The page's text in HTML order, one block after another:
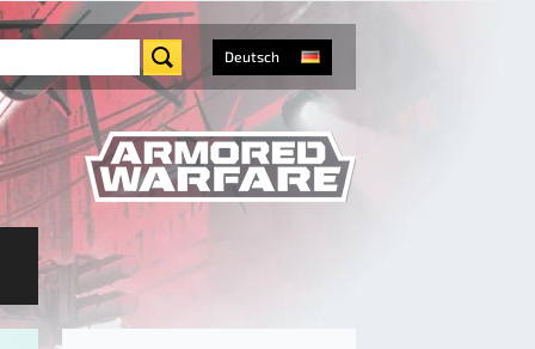
Deutsch